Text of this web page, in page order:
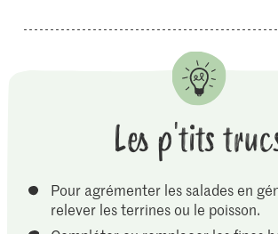
Les p'tits
Pour agrémenter les salades en
relever les terrines ou le poisson.